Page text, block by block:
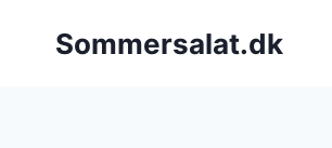
Sommersalat.dk